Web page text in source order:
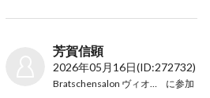
芳賀信顕
2026年05月16日(ID:272732)
に参加